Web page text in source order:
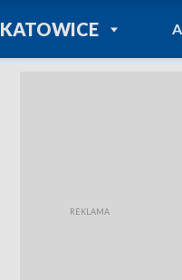
KATOWICEPOWRÓT DO
TVP REGIONY